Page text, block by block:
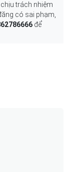
trách nhiệm
có sai phạm,
để